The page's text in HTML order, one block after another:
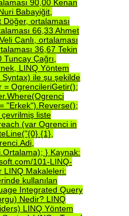
90,00 Kenan
Babayiğit,
Döğer, ortalaması
66,33 Ahmet
Veli Canlı, ortalaması
36,67 Tekin
Tuncay Çağrı,
LINQ Yöntem
Syntax) ile şu şekilde
= OgrencileriGetir();
"Erkek").Reverse();
çevrilmiş liste
(var Ogrenci in
{1},
} Kaynak:
101-LINQ-
LINQ Makaleleri:
kullanılan
Integrated Query
Nedir? LINQ
LINQ Yöntem